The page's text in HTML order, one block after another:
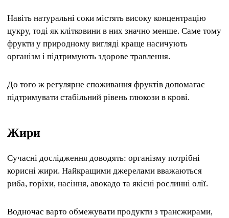
Навіть натуральні соки містять високу концентрацію
цукру, тоді як клітковини в них значно менше. Саме тому
фрукти у природному вигляді краще насичують
організм і підтримують здорове травлення.
До того ж регулярне споживання фруктів допомагає
підтримувати стабільний рівень глюкози в крові.
Жири
Сучасні дослідження доводять: організму потрібні
корисні жири. Найкращими джерелами вважаються
риба, горіхи, насіння, авокадо та якісні рослинні олії.
Водночас варто обмежувати продукти з трансжирами,